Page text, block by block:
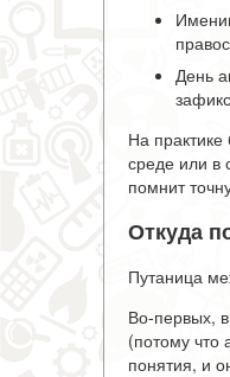
День
На
среде или в
помнит
Откуда
Путаница
Во-первых,
(потому что
понятия, и